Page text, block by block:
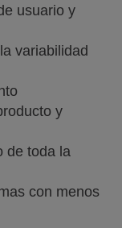
usuario y
variabilidad
y
de toda la
con menos